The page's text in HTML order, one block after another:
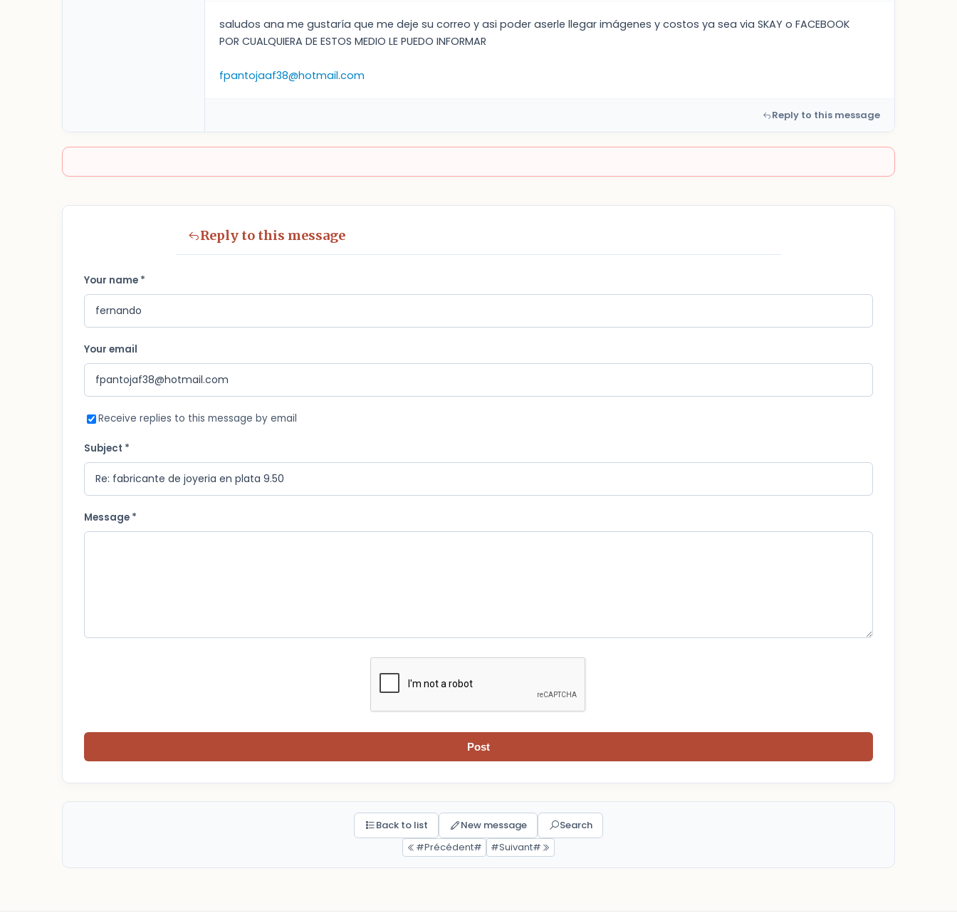
saludos ana me gustaría que me deje su correo y asi poder aserle llegar imágenes y costos ya sea via SKAY o FACEBOOK
POR CUALQUIERA DE ESTOS MEDIO LE PUEDO INFORMAR
fpantojaaf38@hotmail.com
Reply to this message
Reply to this message
Your name *
Your email
Receive replies to this message by email
Subject *
Message *
Post
Back to list New message
Search
#Précédent#
#Suivant#